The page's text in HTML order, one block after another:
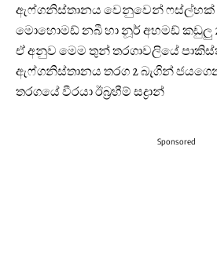
ඇෆ්ගනිස්තානය වෙනුවෙන් ෆස්ල්හක්
මොහොමඩ් නබී හා නූර් අහමඩ් කඩුලු 2
ඒ අනුව මෙම තුන් තරගාවලියේ
ඇෆ්ගනිස්තානය තරග 2 බැගින්
තරගයේ වීරයා ඊබ්‍රහීම් සද්‍රාන්
Sponsored